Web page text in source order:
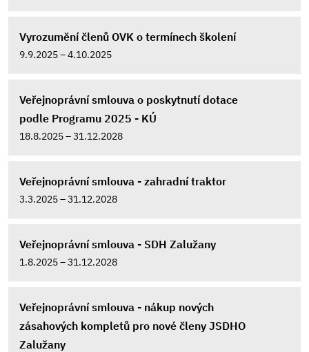
Vyrozumění členů OVK o termínech školení
9.9.2025 – 4.10.2025
Veřejnoprávní smlouva o poskytnutí dotace
podle Programu 2025 - KÚ
18.8.2025 – 31.12.2028
Veřejnoprávní smlouva - zahradní traktor
3.3.2025 – 31.12.2028
Veřejnoprávní smlouva - SDH Zalužany
1.8.2025 – 31.12.2028
Veřejnoprávní smlouva - nákup nových
zásahových kompletů pro nové členy JSDHO
Zalužany